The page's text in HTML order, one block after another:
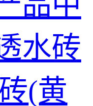
水砖